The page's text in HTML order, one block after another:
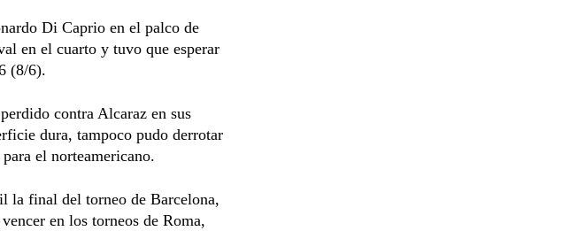
Di Caprio en el palco de
en el cuarto y tuvo que esperar
(8/6).
contra Alcaraz en sus
dura, tampoco pudo derrotar
el norteamericano.
la final del torneo de Barcelona,
en los torneos de Roma,